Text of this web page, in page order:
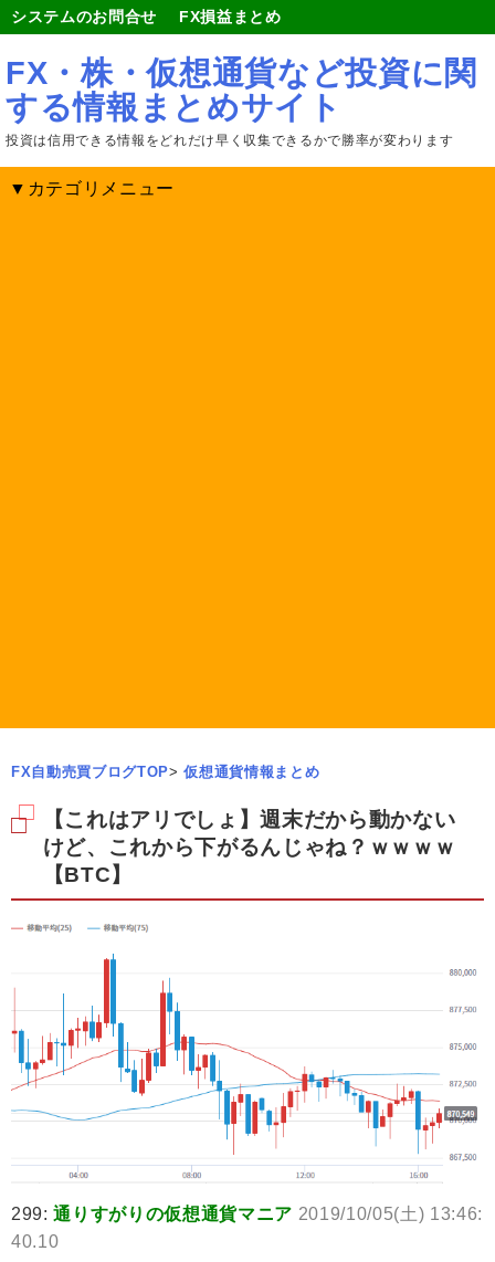
システムのお問合せ FX損益まとめ
FX・株・仮想通貨など投資に関
する情報まとめサイト
投資は信用できる情報をどれだけ早く収集できるかで勝率が変わります
▼カテゴリメニュー
FX自動売買ブログTOP> 仮想通貨情報まとめ
【これはアリでしょ】週末だから動かない
けど、これから下がるんじゃね？ｗｗｗｗ
【BTC】
299:通りすがりの仮想通貨マニア 2019/10/05(土) 13:46:
40.10